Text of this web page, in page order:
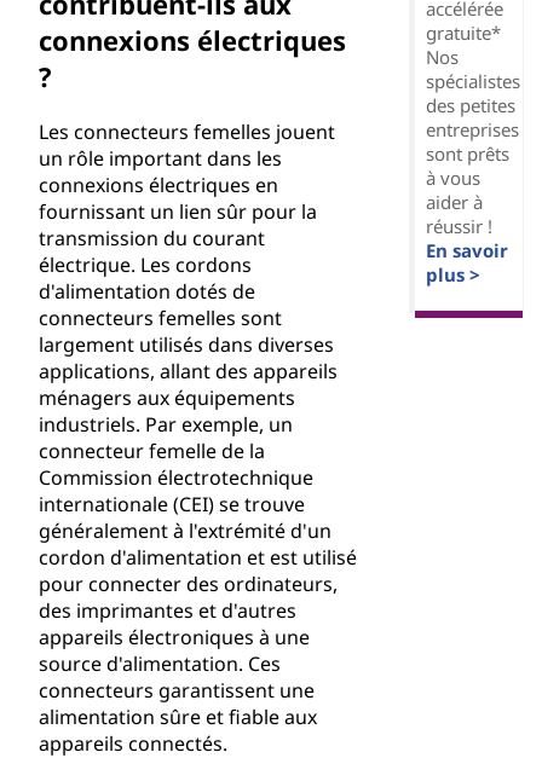
connexions électriques
?
Les connecteurs femelles jouent
un rôle important dans les
connexions électriques en
fournissant un lien sûr pour la
transmission du courant
électrique. Les cordons
d'alimentation dotés de
connecteurs femelles sont
largement utilisés dans diverses
applications, allant des appareils
ménagers aux équipements
industriels. Par exemple, un
connecteur femelle de la
Commission électrotechnique
internationale (CEI) se trouve
généralement à l'extrémité d'un
cordon d'alimentation et est utilisé
pour connecter des ordinateurs,
des imprimantes et d'autres
appareils électroniques à une
source d'alimentation. Ces
connecteurs garantissent une
alimentation sûre et fiable aux
appareils connectés.
accélérée
gratuite*
Nos
spécialistes
des petites
entreprises
sont prêts
à vous
aider à
réussir !
En savoir
plus >